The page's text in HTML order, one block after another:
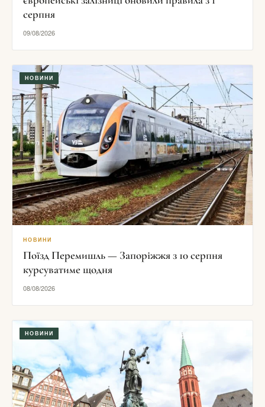
серпня
09/08/2026
НОВИНИ
НОВИНИ
Поїзд Перемишль — Запоріжжя з 10 серпня
курсуватиме щодня
08/08/2026
НОВИНИ